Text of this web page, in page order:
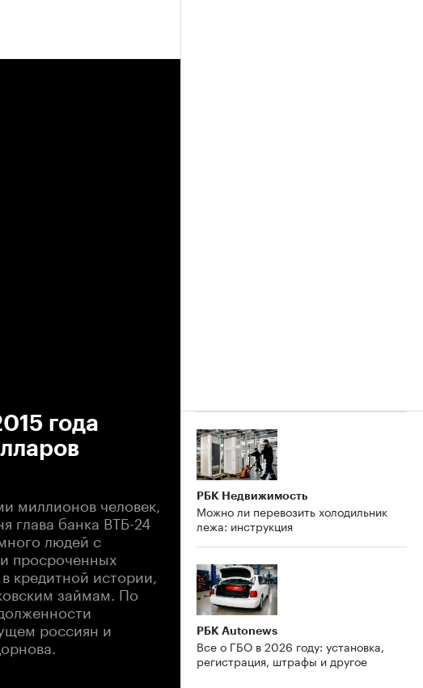
года
миллионов человек,
глава банка ВТБ-24
людей с
просроченных
кредитной истории,
займам. По
россиян и
РБК Недвижимость
Можно ли перевозить холодильник
лежа: инструкция
РБК Autonews
Все о ГБО в 2026 году: установка,
регистрация, штрафы и другое